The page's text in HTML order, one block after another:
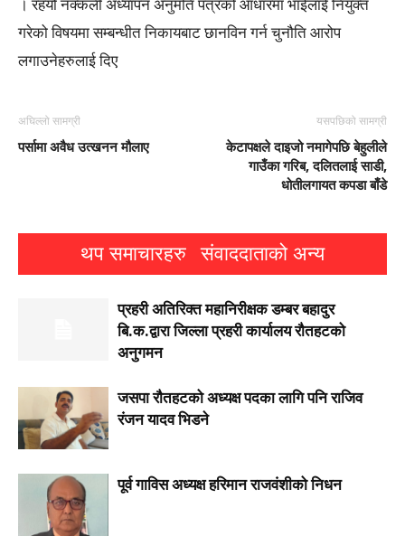
गरेको विषयमा सम्बन्धीत निकायबाट छानविन गर्न चुनौति आरोप
लगाउनेहरुलाई दिए
अघिल्लो सामग्री
पर्सामा अवैध उत्खनन मौलाए
यसपछिको सामग्री
केटापक्षले दाइजो नमागेपछि बेहुलीले
गाउँका गरिब, दलितलाई साडी,
धोतीलगायत कपडा बाँडे
थप समाचारहरु संवाददाताको अन्य
प्रहरी अतिरिक्त महानिरीक्षक डम्बर बहादुर
बि.क.द्वारा जिल्ला प्रहरी कार्यालय रौतहटको
अनुगमन
जसपा राैतहटको अध्यक्ष पदका लागि पनि राजिव
रंजन यादव भिडने
पूर्व गाविस अध्यक्ष हरिमान राजवंशीको निधन